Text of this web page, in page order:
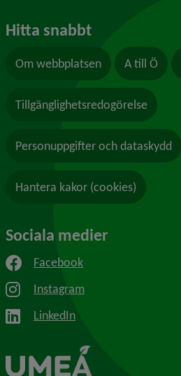
Hitta snabbt
Om webbplatsen A till Ö
Tillgänglighetsredogörelse
Personuppgifter och dataskydd
Hantera kakor (cookies)
Sociala medier
Facebook
Instagram
LinkedIn